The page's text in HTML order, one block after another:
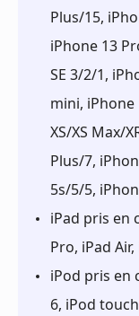
Plus/15,
iPhone 13
SE 3/2/1,
mini,
XS/XS Max/
Plus/7,
5s/5/5,
iPad pris en
Pro, iPad
iPod pris en
6, iPod